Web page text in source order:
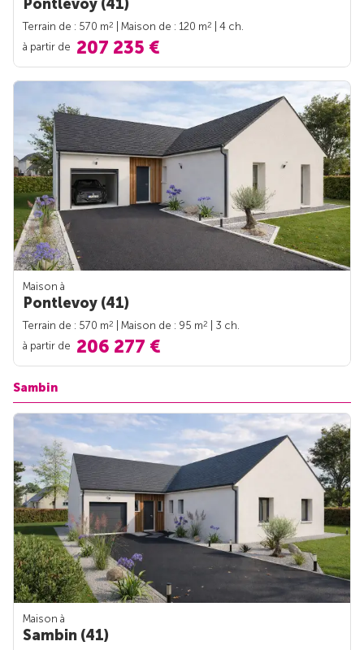
Pontlevoy (41)
Terrain de : 570 m2 | Maison de : 120 m2
| 4 ch.
à partir de 207 235 €
Maison à
Pontlevoy (41)
Terrain de : 570 m2 | Maison de : 95 m2
| 3 ch.
à partir de 206 277 €
Sambin
Maison à
Sambin (41)